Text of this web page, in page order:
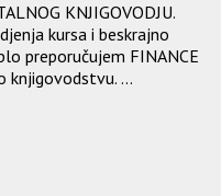
KNJIGOVODJU.
kursa i beskrajno
preporučujem FINANCE
knjigovodstvu. ...